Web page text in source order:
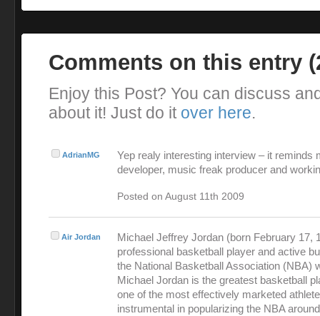
Comments on this entry
Enjoy this Post? You can discuss
about it! Just do it over here.
AdrianMG
Yep realy interesting interview – it reminds
developer, music freak producer and
Posted on August 11th 2009
Air Jordan
Michael Jeffrey Jordan (born February 17,
professional basketball player and active
the National Basketball Association (NBA)
Michael Jordan is the greatest basketball
one of the most effectively marketed
instrumental in popularizing the NBA